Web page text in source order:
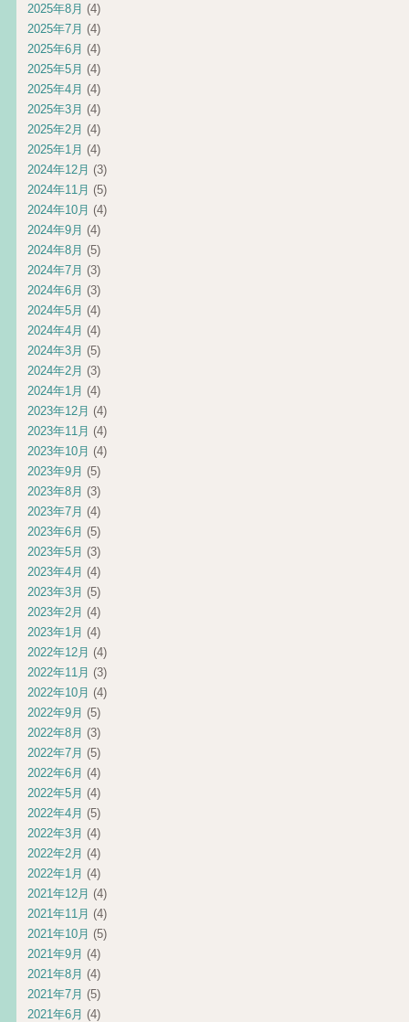
2025年8月 (4)
2025年7月 (4)
2025年6月 (4)
2025年5月 (4)
2025年4月 (4)
2025年3月 (4)
2025年2月 (4)
2025年1月 (4)
2024年12月 (3)
2024年11月 (5)
2024年10月 (4)
2024年9月 (4)
2024年8月 (5)
2024年7月 (3)
2024年6月 (3)
2024年5月 (4)
2024年4月 (4)
2024年3月 (5)
2024年2月 (3)
2024年1月 (4)
2023年12月 (4)
2023年11月 (4)
2023年10月 (4)
2023年9月 (5)
2023年8月 (3)
2023年7月 (4)
2023年6月 (5)
2023年5月 (3)
2023年4月 (4)
2023年3月 (5)
2023年2月 (4)
2023年1月 (4)
2022年12月 (4)
2022年11月 (3)
2022年10月 (4)
2022年9月 (5)
2022年8月 (3)
2022年7月 (5)
2022年6月 (4)
2022年5月 (4)
2022年4月 (5)
2022年3月 (4)
2022年2月 (4)
2022年1月 (4)
2021年12月 (4)
2021年11月 (4)
2021年10月 (5)
2021年9月 (4)
2021年8月 (4)
2021年7月 (5)
2021年6月 (4)